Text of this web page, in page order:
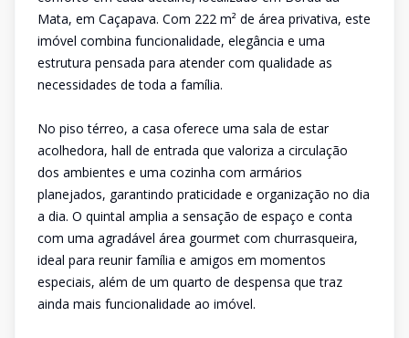
Mata, em Caçapava. Com 222 m² de área privativa, este
imóvel combina funcionalidade, elegância e uma
estrutura pensada para atender com qualidade as
necessidades de toda a família.
No piso térreo, a casa oferece uma sala de estar
acolhedora, hall de entrada que valoriza a circulação
dos ambientes e uma cozinha com armários
planejados, garantindo praticidade e organização no dia
a dia. O quintal amplia a sensação de espaço e conta
com uma agradável área gourmet com churrasqueira,
ideal para reunir família e amigos em momentos
especiais, além de um quarto de despensa que traz
ainda mais funcionalidade ao imóvel.